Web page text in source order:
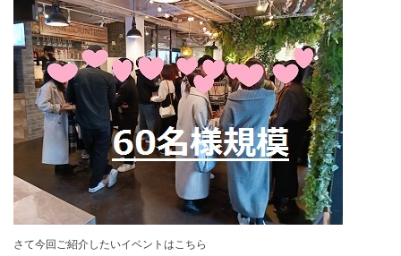
さて今回ご紹介したいイベントはこちら